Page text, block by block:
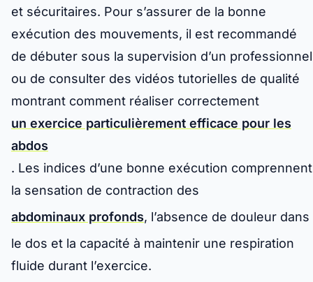
et sécuritaires. Pour s’assurer de la bonne
exécution des mouvements, il est recommandé
de débuter sous la supervision d’un professionnel
ou de consulter des vidéos tutorielles de qualité
montrant comment réaliser correctement
un exercice particulièrement efficace pour les
abdos
. Les indices d’une bonne exécution comprennent
la sensation de contraction des
abdominaux profonds, l’absence de douleur dans
le dos et la capacité à maintenir une respiration
fluide durant l’exercice.